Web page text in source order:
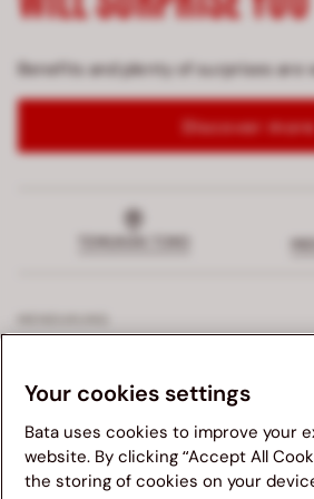
Kami menganjurkan anda untuk
Benefits and plenty of surprises are
Discover more
PERUSAHAAN
HUKUM
Your cookies settings
Bata uses cookies to improve your
website. By clicking “Accept All
the storing of cookies on your